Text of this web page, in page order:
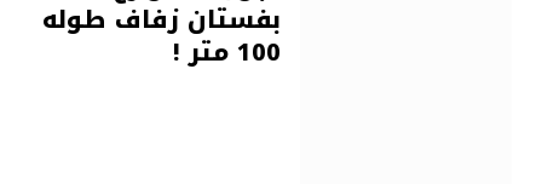
بفستان زفاف طوله
100 متر !